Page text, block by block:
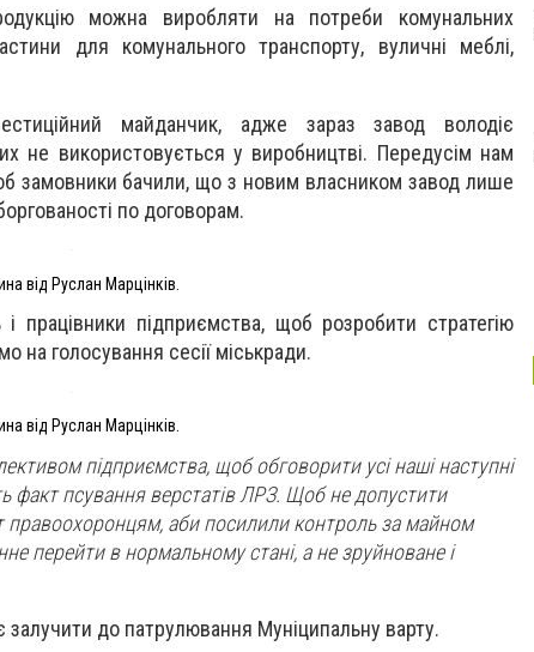
можна виробляти на потреби комунальних
для комунального транспорту, вуличні меблі,
майданчик, адже зараз завод володіє
не використовується у виробництві. Передусім нам
замовники бачили, що з новим власником завод лише
по договорам.
від Руслан Марцінків.
працівники підприємства, щоб розробити стратегію
голосування сесії міськради.
від Руслан Марцінків.
підприємства, щоб обговорити усі наші наступні
псування верстатів ЛРЗ. Щоб не допустити
правоохоронцям, аби посилили контроль за майном
перейти в нормальному стані, а не зруйноване і
до патрулювання Муніципальну варту.